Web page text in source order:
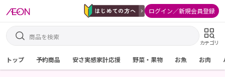
ログイン／新規会員登録
カテゴリ
トップ 予約商品 安さ実感家計応援 野菜・果物 お魚 お肉